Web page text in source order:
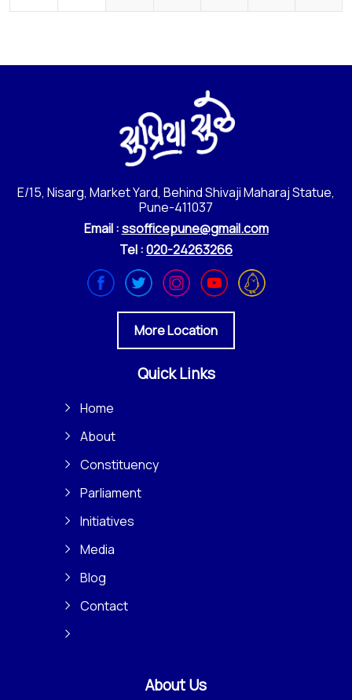
E/15, Nisarg, Market Yard, Behind Shivaji Maharaj Statue,
Pune-411037
Email :ssofficepune@gmail.com
Tel :020-24263266
More Location
Quick Links
Home
About
Constituency
Parliament
Initiatives
Media
Blog
Contact
About Us